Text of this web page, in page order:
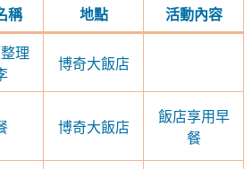
稱 地點 活動內容
理
博奇大飯店
博奇大飯店
飯店享用早
餐